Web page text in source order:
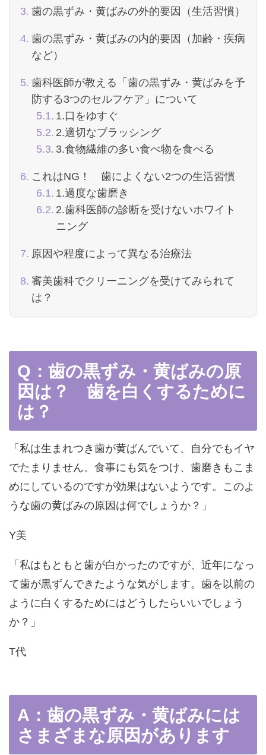
歯の黒ずみ・黄ばみの外的要因（生活習慣）
歯の黒ずみ・黄ばみの内的要因（加齢・疾病
など）
歯科医師が教える「歯の黒ずみ・黄ばみを予
防する3つのセルフケア」について
1.口をゆすぐ
2.適切なブラッシング
3.食物繊維の多い食べ物を食べる
これはNG！ 歯によくない2つの生活習慣
1.過度な歯磨き
2.歯科医師の診断を受けないホワイト
ニング
原因や程度によって異なる治療法
審美歯科でクリーニングを受けてみられて
は？
Q：歯の黒ずみ・黄ばみの原
因は？ 歯を白くするために
は？
「私は生まれつき歯が黄ばんでいて、自分でもイヤ
でたまりません。食事にも気をつけ、歯磨きもこま
めにしているのですが効果はないようです。このよ
うな歯の黄ばみの原因は何でしょうか？」
Y美
「私はもともと歯が白かったのですが、近年になっ
て歯が黒ずんできたような気がします。歯を以前の
ように白くするためにはどうしたらいいでしょう
か？」
T代
A：歯の黒ずみ・黄ばみには
さまざまな原因があります